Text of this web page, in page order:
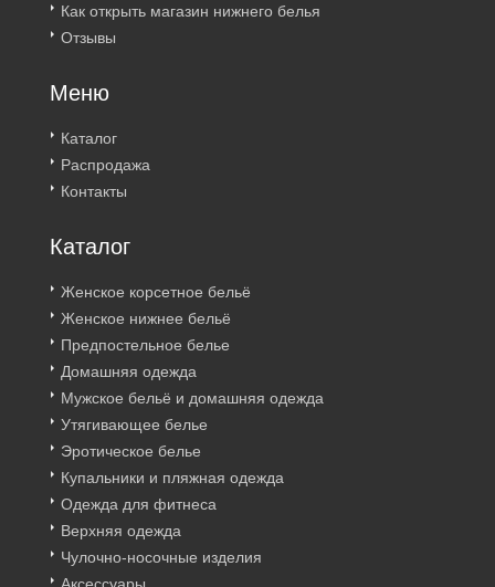
Как открыть магазин нижнего белья
Отзывы
Меню
Каталог
Распродажа
Контакты
Каталог
Женское корсетное бельё
Женское нижнее бельё
Предпостельное белье
Домашняя одежда
Мужское бельё и домашняя одежда
Утягивающее белье
Эротическое белье
Купальники и пляжная одежда
Одежда для фитнеса
Верхняя одежда
Чулочно-носочные изделия